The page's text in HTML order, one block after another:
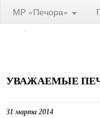
МР «Печора»
УВАЖАЕМЫЕ
31 марта 2014